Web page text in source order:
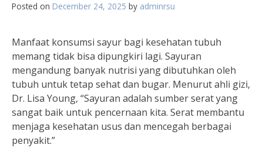
Posted on December 24, 2025 by adminrsu
Manfaat konsumsi sayur bagi kesehatan tubuh
memang tidak bisa dipungkiri lagi. Sayuran
mengandung banyak nutrisi yang dibutuhkan oleh
tubuh untuk tetap sehat dan bugar. Menurut ahli gizi,
Dr. Lisa Young, “Sayuran adalah sumber serat yang
sangat baik untuk pencernaan kita. Serat membantu
menjaga kesehatan usus dan mencegah berbagai
penyakit.”